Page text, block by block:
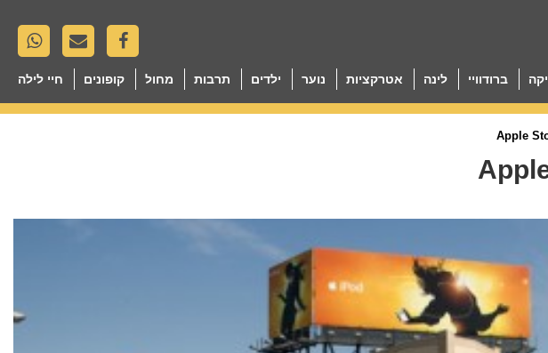
ברודוויי לינה אטרקציות נוער ילדים תרבות מחול קופונים חיי לילה